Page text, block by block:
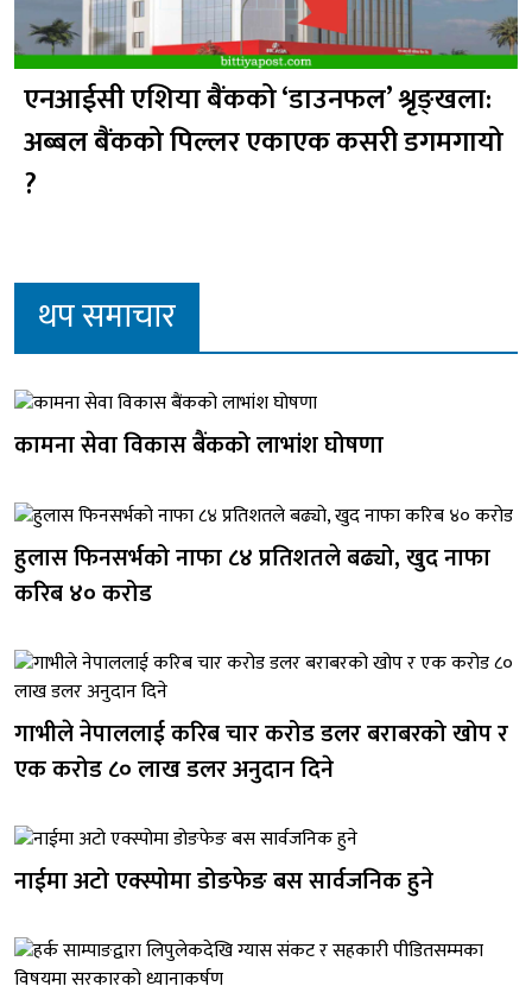
एनआईसी एशिया बैंकको ‘डाउनफल’ श्रृङ्खला:
अब्बल बैंकको पिल्लर एकाएक कसरी डगमगायो
?
थप समाचार
कामना सेवा विकास बैंकको लाभांश घोषणा
हुलास फिनसर्भको नाफा ८४ प्रतिशतले बढ्यो, खुद नाफा
करिब ४० करोड
गाभीले नेपाललाई करिब चार करोड डलर बराबरको खोप र
एक करोड ८० लाख डलर अनुदान दिने
नाईमा अटो एक्स्पोमा डोङफेङ बस सार्वजनिक हुने